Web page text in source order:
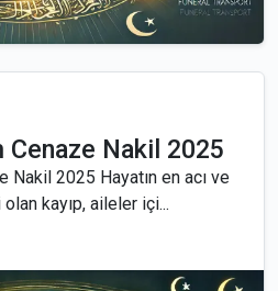
Cenaze Nakil 2025
Nakil 2025 Hayatın en acı ve
olan kayıp, aileler içi...